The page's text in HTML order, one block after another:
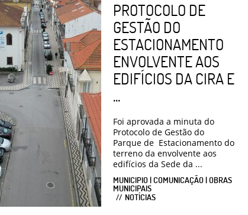
PROTOCOLO DE
GESTÃO DO
ESTACIONAMENTO
ENVOLVENTE AOS
EDIFÍCIOS DA CIRA E
...
Foi aprovada a minuta do
Protocolo de Gestão do
Parque de Estacionamento do
terreno da envolvente aos
edifícios da Sede da ...
MUNICIPIO | COMUNICAÇÃO | OBRAS
MUNICIPAIS
NOTÍCIAS